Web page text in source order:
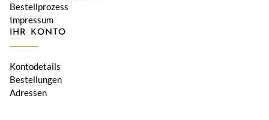
Bestellprozess
Impressum
IHR KONTO
Kontodetails
Bestellungen
Adressen